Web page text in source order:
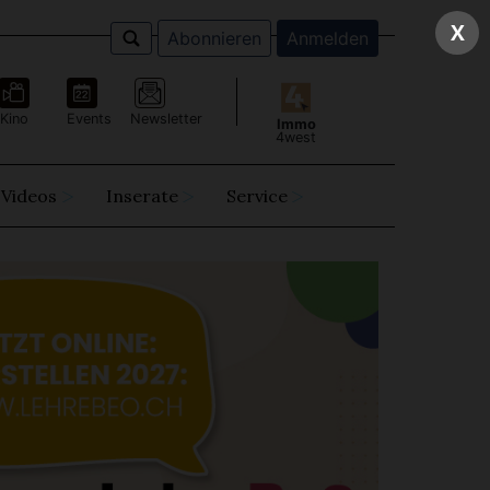
Abonnieren Anmelden
Kino Events Newsletter
Immo
4west
Videos Inserate Service
X